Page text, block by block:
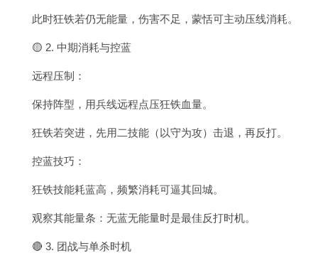
此时狂铁若仍无能量，伤害不足，蒙恬可主动压线消耗。
🟡 2. 中期消耗与控蓝
远程压制：
保持阵型，用兵线远程点压狂铁血量。
狂铁若突进，先用二技能（以守为攻）击退，再反打。
控蓝技巧：
狂铁技能耗蓝高，频繁消耗可逼其回城。
观察其能量条：无蓝无能量时是最佳反打时机。
🔴 3. 团战与单杀时机